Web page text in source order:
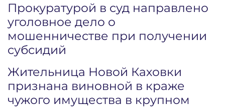
Прокуратурой в суд направлено
уголовное дело о
мошенничестве при получении
субсидий
Жительница Новой Каховки
признана виновной в краже
чужого имущества в крупном